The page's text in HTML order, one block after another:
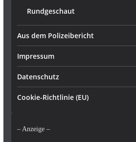
Rundgeschaut
Aus dem Polizeibericht
Impressum
Datenschutz
Cookie-Richtlinie (EU)
– Anzeige –